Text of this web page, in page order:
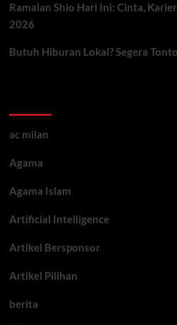
Ramalan Shio Hari Ini: Cinta,
2026
Butuh Hiburan Lokal? Segera
ac milan
Agama
Agama Islam
Artificial Intelligence
Artikel Bersponsor
Artikel Pilihan
berita